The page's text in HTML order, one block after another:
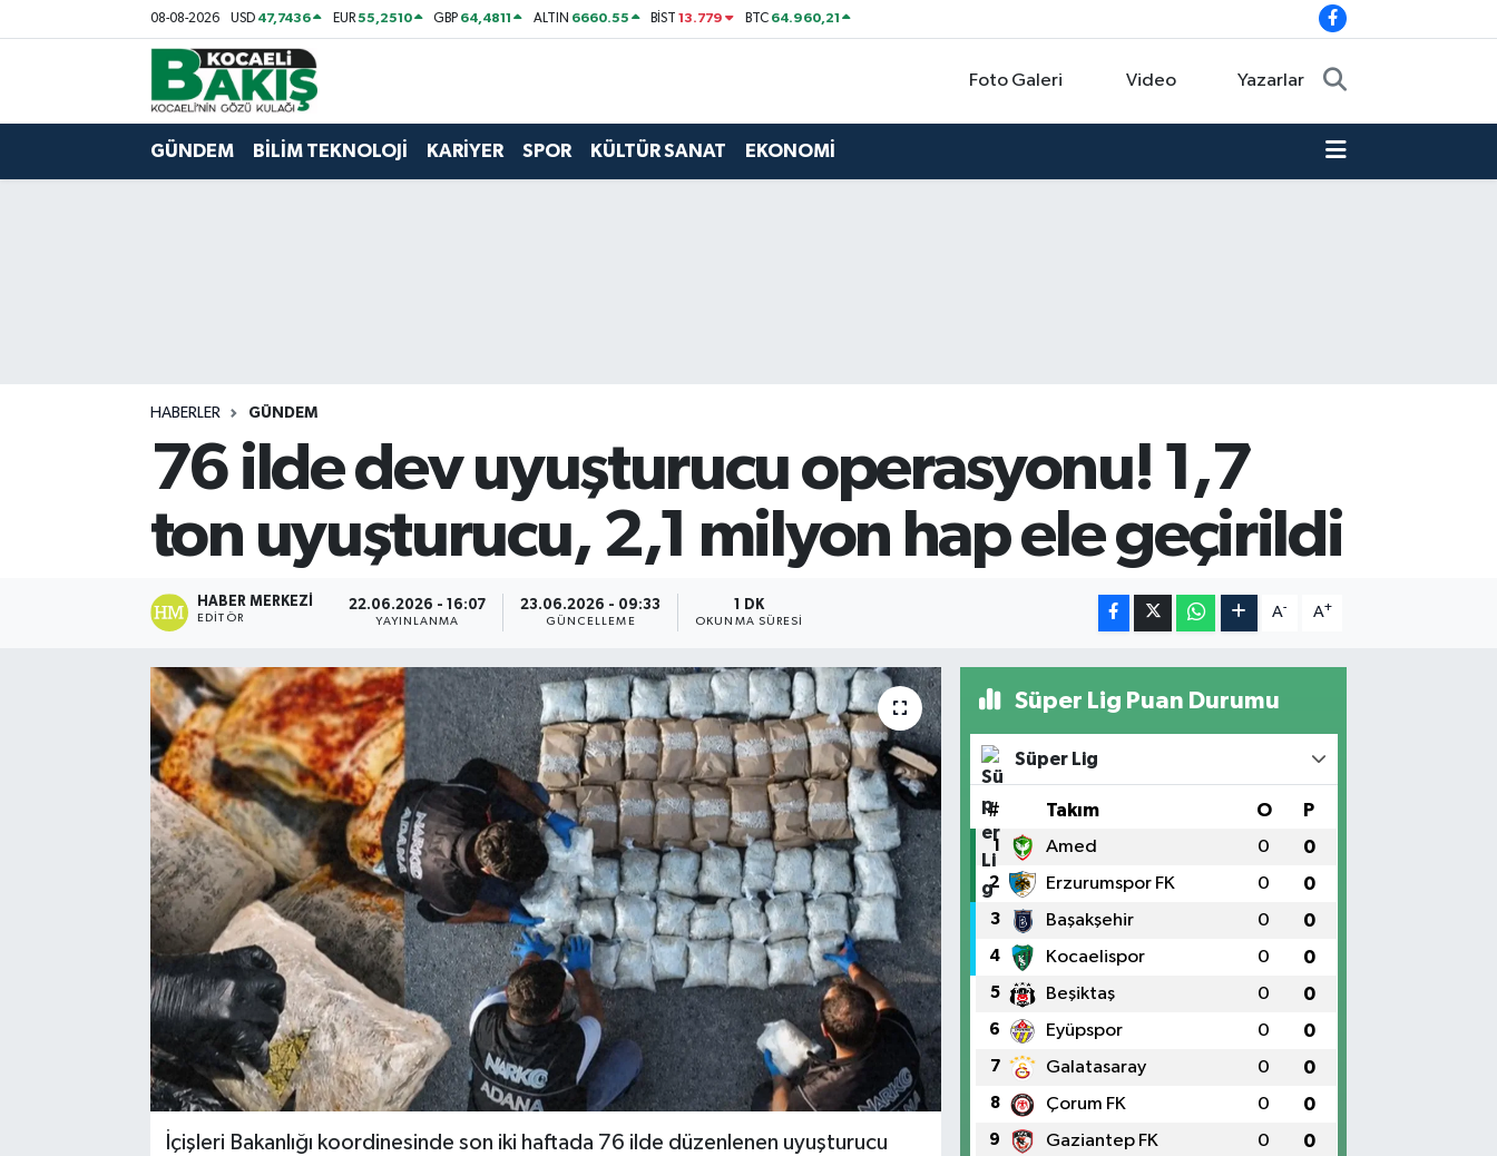
08-08-2026 USD 47,7436 EUR55,2510 GBP 64,4811 ALTIN 6660.55 BİST13.779 BTC 64.960,21
Foto Galeri Video Yazarlar
GÜNDEM BİLİM TEKNOLOJİ KARİYER SPOR KÜLTÜR SANAT EKONOMİ
HABERLER GÜNDEM
76 ilde dev uyuşturucu operasyonu! 1,7
ton uyuşturucu, 2,1 milyon hap ele geçirildi
HABER MERKEZI
EDITÖR
22.06.2026 - 16:07
YAYINLANMA
23.06.2026 - 09:33
GÜNCELLEME
1 DK
OKUNMA SÜRESI
A- A+
İçişleri Bakanlığı koordinesinde son iki haftada 76 ilde düzenlenen uyuşturucu
Süper Lig Puan Durumu
Süper Lig
# Takım O P
1 Amed 0 0
2 Erzurumspor FK 0 0
3 Başakşehir 0 0
4 Kocaelispor 0 0
5 Beşiktaş 0 0
6 Eyüpspor 0 0
7 Galatasaray 0 0
8 Çorum FK 0 0
9 Gaziantep FK 0 0
Kocaeli Nöbetçi Eczaneler
Kocaeli Hava Durumu